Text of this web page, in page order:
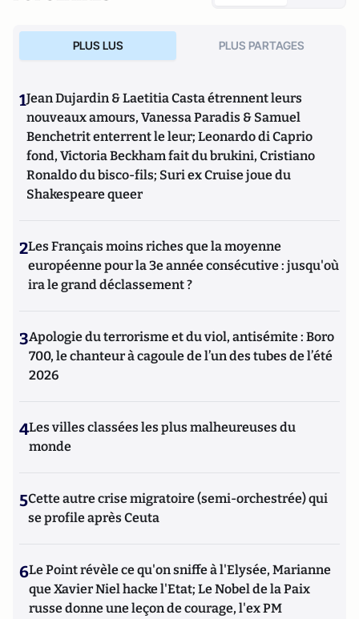
PLUS LUS PLUS PARTAGES
1Jean Dujardin & Laetitia Casta étrennent leurs
nouveaux amours, Vanessa Paradis & Samuel
Benchetrit enterrent le leur; Leonardo di Caprio
fond, Victoria Beckham fait du brukini, Cristiano
Ronaldo du bisco-fils; Suri ex Cruise joue du
Shakespeare queer
2Les Français moins riches que la moyenne
européenne pour la 3e année consécutive : jusqu'où
ira le grand déclassement ?
3Apologie du terrorisme et du viol, antisémite : Boro
700, le chanteur à cagoule de l’un des tubes de l’été
2026
4Les villes classées les plus malheureuses du
monde
5Cette autre crise migratoire (semi-orchestrée) qui
se profile après Ceuta
6Le Point révèle ce qu'on sniffe à l'Elysée, Marianne
que Xavier Niel hacke l'Etat; Le Nobel de la Paix
russe donne une leçon de courage, l'ex PM